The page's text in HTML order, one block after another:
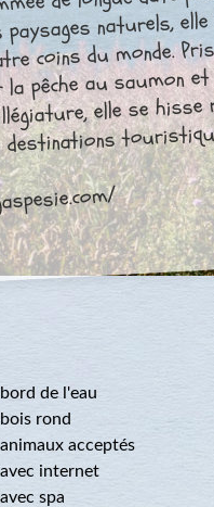
naturels,
coins du monde.
pêche au saumon
elle se
destinations
de l'eau
rond
acceptés
internet
spa